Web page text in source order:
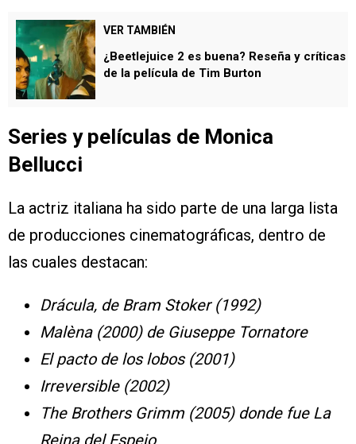
VER TAMBIÉN
¿Beetlejuice 2 es buena? Reseña y críticas
de la película de Tim Burton
Series y películas de Monica
Bellucci
La actriz italiana ha sido parte de una larga lista
de producciones cinematográficas, dentro de
las cuales destacan:
Drácula, de Bram Stoker (1992)
Malèna (2000) de Giuseppe Tornatore
El pacto de los lobos (2001)
Irreversible (2002)
The Brothers Grimm (2005) donde fue La
Reina del Espejo